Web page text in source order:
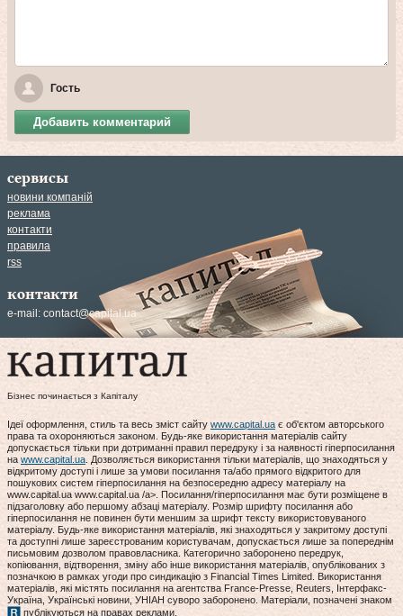
Гость
Добавить комментарий
сервисы
новини компаній
реклама
контакти
правила
rss
контакти
e-mail: contact@capital.ua
Бізнес починається з Капіталу
Ідеї оформлення, стиль та весь зміст сайту www.capital.ua є об'єктом авторського
права та охороняються законом. Будь-яке використання матеріалів сайту
допускається тільки при дотриманні правил передруку і за наявності гіперпосилання
наwww.capital.ua. Дозволяється використання тільки матеріалів, що знаходяться у
відкритому доступі і лише за умови посилання та/або прямого відкритого для
пошукових систем гіперпосилання на безпосередню адресу матеріалу на
www.capital.ua www.capital.ua /a>. Посилання/гіперпосилання має бути розміщене в
підзаголовку або першому абзаці матеріалу. Розмір шрифту посилання або
гіперпосилання не повинен бути меншим за шрифт тексту використовуваного
матеріалу. Будь-яке використання матеріалів, які знаходяться у закритому доступі
та доступні лише зареєстрованим користувачам, допускається лише за попереднім
письмовим дозволом правовласника. Категорично заборонено передрук,
копіювання, відтворення, зміну або інше використання матеріалів, опублікованих з
позначкою в рамках угоди про синдикацію з Financial Times Limited. Використання
матеріалів, які містять посилання на агентства France-Presse, Reuters, Інтерфакс-
Україна, Українські новини, УНІАН суворо заборонено. Матеріали, позначені знаком
публікуються на правах реклами.